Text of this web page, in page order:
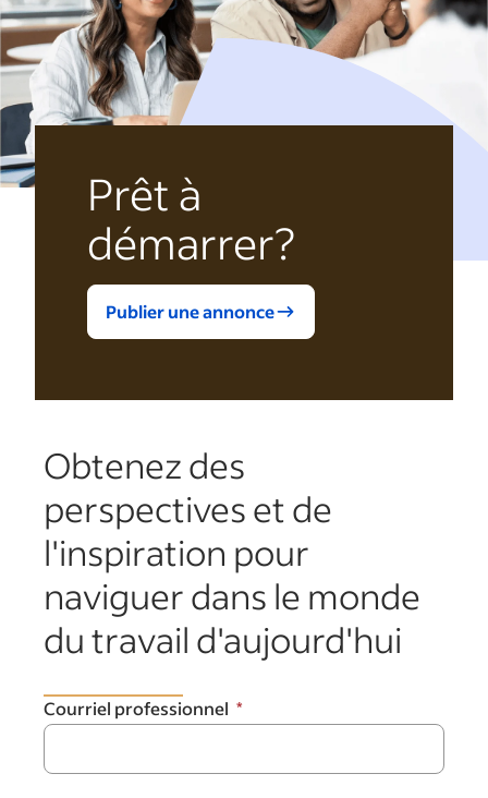
Prêt à
démarrer?
Publier une annonce
Obtenez des
perspectives et de
l'inspiration pour
naviguer dans le monde
du travail d'aujourd'hui
Courriel professionnel